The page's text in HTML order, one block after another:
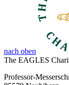
nach oben
The EAGLES
Professor-